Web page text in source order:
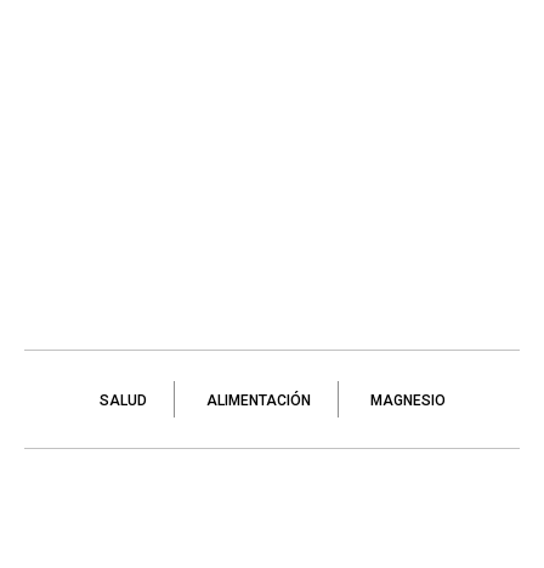
SALUD ALIMENTACIÓN MAGNESIO